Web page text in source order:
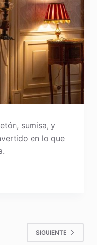
sumisa, y
en lo que
SIGUIENTE